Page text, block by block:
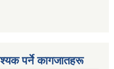
पर्ने कागजातहरू